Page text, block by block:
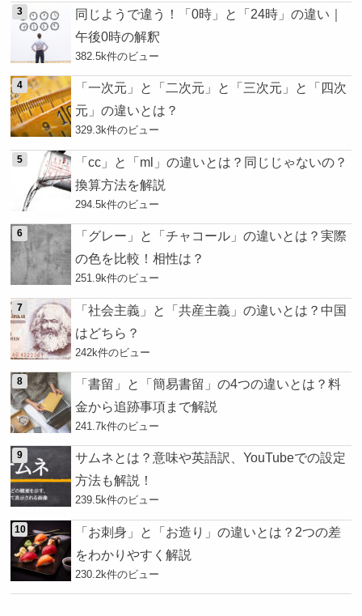
同じようで違う！「0時」と「24時」の違い｜
午後0時の解釈
382.5k件のビュー
「一次元」と「二次元」と「三次元」と「四次
元」の違いとは？
329.3k件のビュー
「cc」と「ml」の違いとは？同じじゃないの？
換算方法を解説
294.5k件のビュー
「グレー」と「チャコール」の違いとは？実際
の色を比較！相性は？
251.9k件のビュー
「社会主義」と「共産主義」の違いとは？中国
はどちら？
242k件のビュー
「書留」と「簡易書留」の4つの違いとは？料
金から追跡事項まで解説
241.7k件のビュー
サムネとは？意味や英語訳、YouTubeでの設定
方法も解説！
239.5k件のビュー
「お刺身」と「お造り」の違いとは？2つの差
をわかりやすく解説
230.2k件のビュー